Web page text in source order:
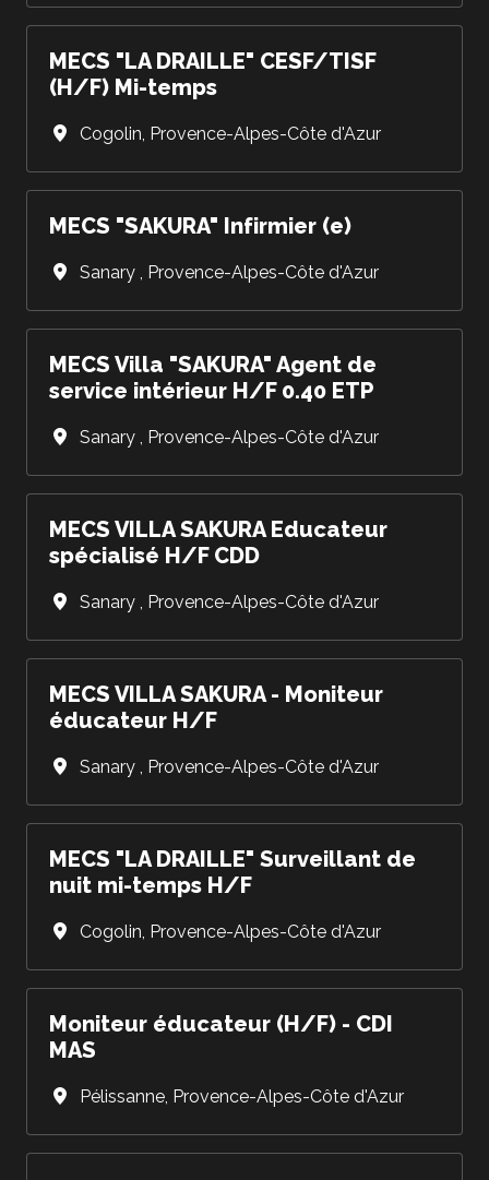
MECS "LA DRAILLE" CESF/TISF
(H/F) Mi-temps
Cogolin, Provence-Alpes-Côte d'Azur
MECS "SAKURA" Infirmier (e)
Sanary , Provence-Alpes-Côte d'Azur
MECS Villa "SAKURA" Agent de
service intérieur H/F 0.40 ETP
Sanary , Provence-Alpes-Côte d'Azur
MECS VILLA SAKURA Educateur
spécialisé H/F CDD
Sanary , Provence-Alpes-Côte d'Azur
MECS VILLA SAKURA - Moniteur
éducateur H/F
Sanary , Provence-Alpes-Côte d'Azur
MECS "LA DRAILLE" Surveillant de
nuit mi-temps H/F
Cogolin, Provence-Alpes-Côte d'Azur
Moniteur éducateur (H/F) - CDI
MAS
Pélissanne, Provence-Alpes-Côte d'Azur